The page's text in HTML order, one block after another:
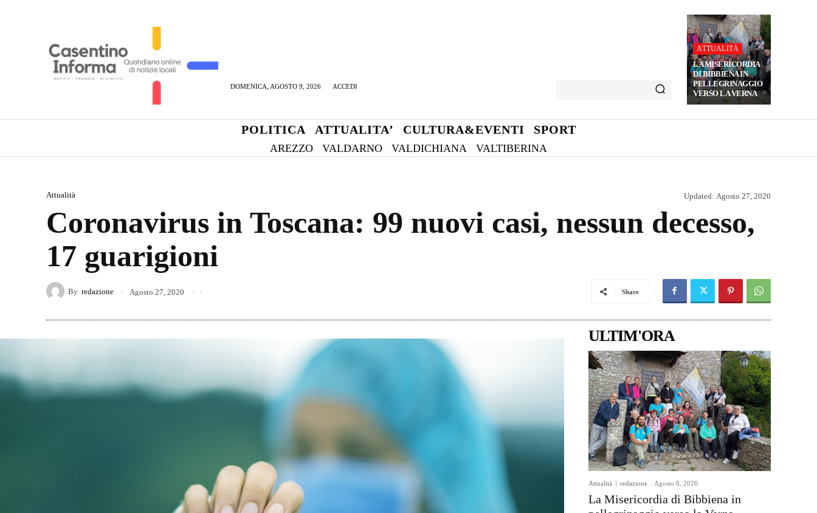
DOMENICA, AGOSTO 9, 2026 ACCEDI
ATTUALITÀ
LA MISERICORDIA
DI BIBBIENA IN
PELLEGRINAGGIO
VERSO LA VERNA
POLITICA ATTUALITA’ CULTURA&EVENTI SPORT
AREZZO VALDARNO VALDICHIANA VALTIBERINA
Attualità Updated: Agosto 27, 2020
Coronavirus in Toscana: 99 nuovi casi, nessun decesso,
17 guarigioni
By redazione Agosto 27, 2020 Share
ULTIM'ORA
Attualità redazione - Agosto 8, 2026
La Misericordia di Bibbiena in